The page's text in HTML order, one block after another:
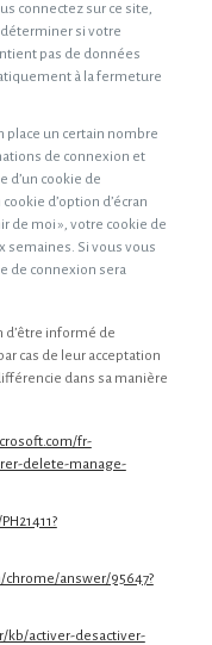
connectez sur ce site,
si votre
pas de données
à la fermeture
place un certain nombre
de connexion et
d’un cookie de
d’option d’écran
de moi », votre cookie de
semaines. Si vous vous
de connexion sera
informé de
cas de leur acceptation
dans sa manière
fr-
delete-manage-
answer/95647?
kb/activer-desactiver-